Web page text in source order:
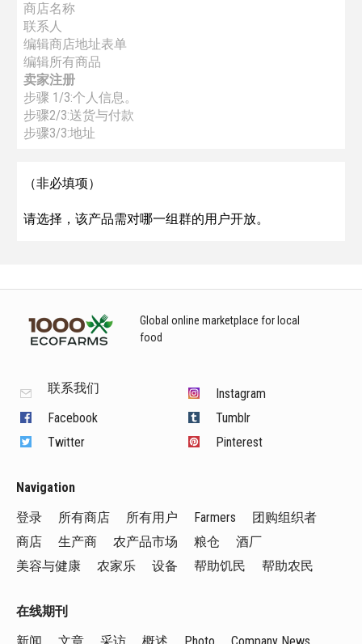
商店名称
联系人
编辑商店地址表单
编辑所有商品
卖家注册
步骤 1/3:个人信息。
步骤2/3:送货与付款
步骤3/3:地址
（非必填项）
请选择，该产品需对哪一组群的用户开放。
Global online marketplace for local
food
联系我们
Facebook
Twitter
Instagram
Tumblr
Pinterest
Navigation
登录
所有商店 所有用户 Farmers
团购组织者
商店
生产商 农产品市场 粮仓
酒厂
美容与健康
农家乐 设备 帮助饥民 帮助农民
在线期刊